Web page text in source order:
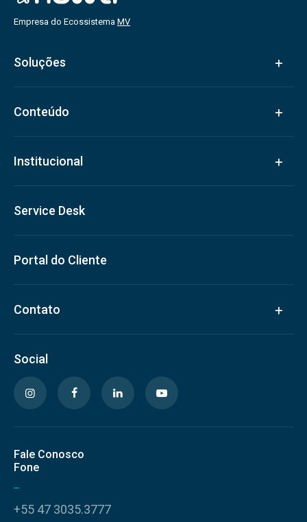
Empresa do Ecossistema MV
Soluções
Conteúdo
Institucional
Service Desk
Portal do Cliente
Contato
Social
Fale Conosco
Fone
+55 47 3035.3777